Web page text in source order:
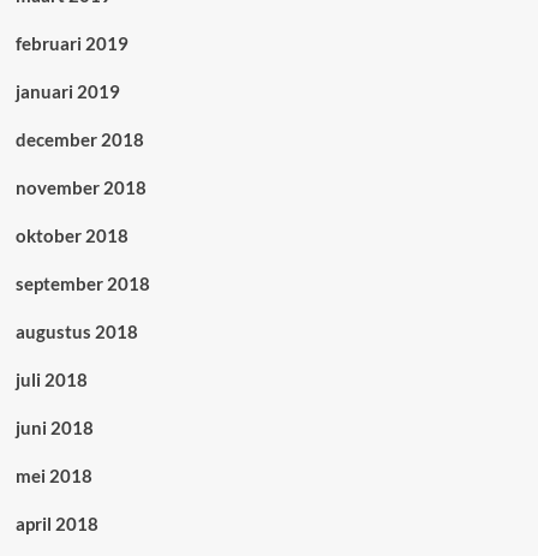
februari 2019
januari 2019
december 2018
november 2018
oktober 2018
september 2018
augustus 2018
juli 2018
juni 2018
mei 2018
april 2018